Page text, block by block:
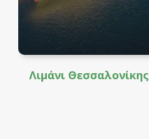
Λιμάνι Θεσσαλονίκης